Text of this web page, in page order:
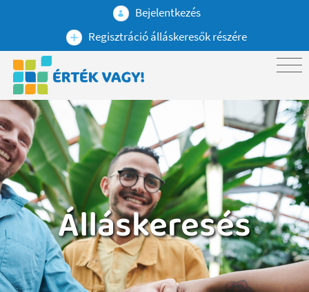
Bejelentkezés
Regisztráció álláskeresők részére
Álláskeresés